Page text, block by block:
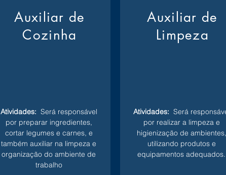
Auxiliar de
Cozinha
Atividades: Será responsável
por preparar ingredientes,
cortar legumes e carnes, e
também auxiliar na limpeza e
organização do ambiente de
trabalho
Auxiliar de
Limpeza
Atividades: Será
por realizar a limpeza e
higienização de ambientes,
utilizando produtos e
equipamentos adequados.